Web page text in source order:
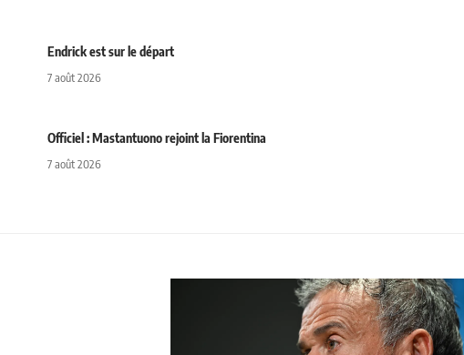
Endrick est sur le départ
7 août 2026
Officiel : Mastantuono rejoint la Fiorentina
7 août 2026